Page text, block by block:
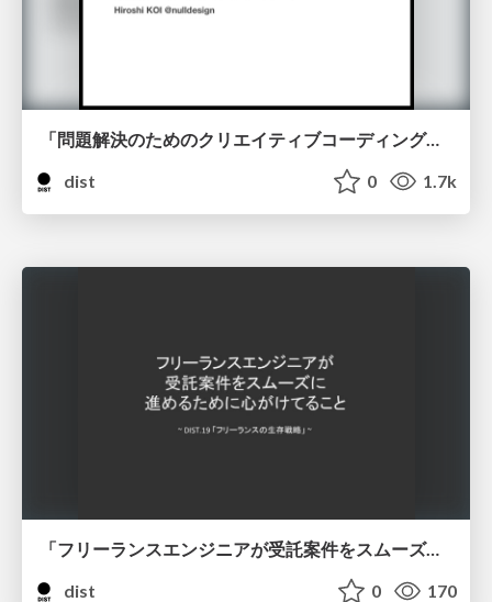
「問題解決のためのクリエイティブコーディング」博報堂 アイ・スタジオ UXデザイナー 小井 仁
dist
0 1.7k
「フリーランスエンジニアが受託案件をスムーズに進めるために心がけてること」西塚 豪
dist
0 170